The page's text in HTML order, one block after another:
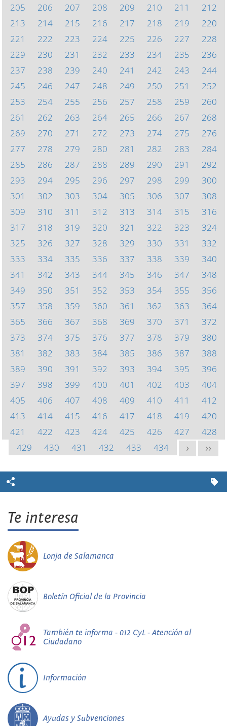
205 206 207 208 209 210 211
212
213
214 215 216 217 218 219
220
221
222 223 224 225 226 227
228
229
230 231 232 233 234 235
236
237
238 239 240 241 242 243
244
245
246 247 248 249 250 251
252
253
254 255 256 257 258 259
260
261
262 263 264 265 266 267
268
269
270 271 272 273 274 275
276
277
278 279 280 281 282 283
284
285
286 287 288 289 290 291
292
293
294 295 296 297 298 299
300
301
302 303 304 305 306 307
308
309
310 311 312 313 314 315
316
317
318 319 320 321 322 323
324
325
326 327 328 329 330 331
332
333
334 335 336 337 338 339
340
341
342 343 344 345 346 347
348
349
350 351 352 353 354 355
356
357
358 359 360 361 362 363
364
365
366 367 368 369 370 371
372
373
374 375 376 377 378 379
380
381
382 383 384 385 386 387
388
389
390 391 392 393 394 395
396
397
398 399 400 401 402 403
404
405
406 407 408 409 410 411
412
413
414 415 416 417 418 419
420
421
422 423 424 425 426 427
428
429
430 431 432 433 434 > >>
Te interesa
Lonja de Salamanca
Boletín Oficial de la Provincia
También te informa - 012 CyL - Atención al
Ciudadano
Información
Ayudas y Subvenciones